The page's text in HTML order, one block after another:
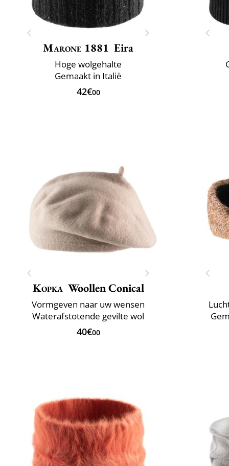
Marone 1881 Eira
Hoge wolgehalte
Gemaakt in Italië
42€00
Kopka Woollen Conical
Vormgeven naar uw wensen
Waterafstotende gevilte wol
40€00